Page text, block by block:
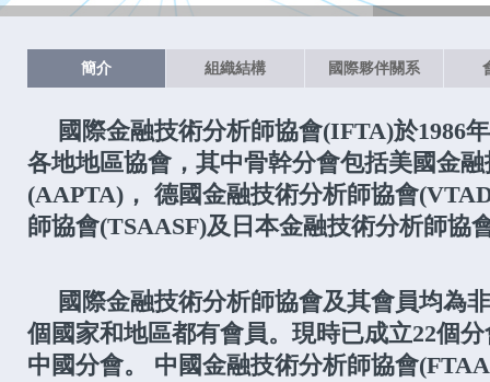
簡介 組織結構 國際夥伴關系
國際金融技術分析師協會(IFTA)於1986
各地地區協會，其中骨幹分會包括美國金
(AAPTA)， 德國金融技術分析師協會
師協會(TSAASF)及日本金融技術分析師協
國際金融技術分析師協會及其會員均為
個國家和地區都有會員。現時已成立22個
中國分會。 中國金融技術分析師協會